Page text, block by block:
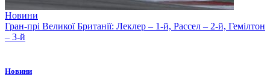
Новини
Гран-прі Великої Британії: Леклер – 1-й, Рассел – 2-й, Гемілтон
– 3-й
Новини